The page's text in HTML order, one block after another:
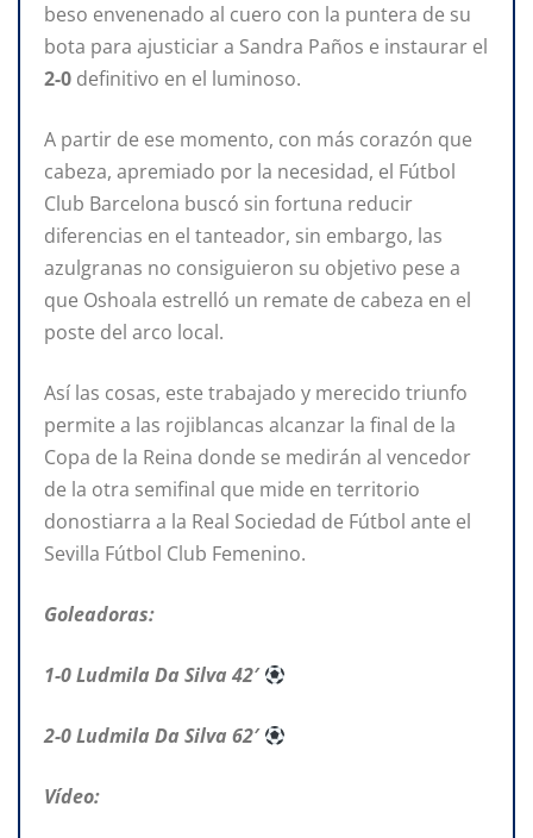
beso envenenado al cuero con la puntera de su
bota para ajusticiar a Sandra Paños e instaurar el
2-0 definitivo en el luminoso.
A partir de ese momento, con más corazón que
cabeza, apremiado por la necesidad, el Fútbol
Club Barcelona buscó sin fortuna reducir
diferencias en el tanteador, sin embargo, las
azulgranas no consiguieron su objetivo pese a
que Oshoala estrelló un remate de cabeza en el
poste del arco local.
Así las cosas, este trabajado y merecido triunfo
permite a las rojiblancas alcanzar la final de la
Copa de la Reina donde se medirán al vencedor
de la otra semifinal que mide en territorio
donostiarra a la Real Sociedad de Fútbol ante el
Sevilla Fútbol Club Femenino.
Goleadoras:
1-0 Ludmila Da Silva 42′
2-0 Ludmila Da Silva 62′
Vídeo: